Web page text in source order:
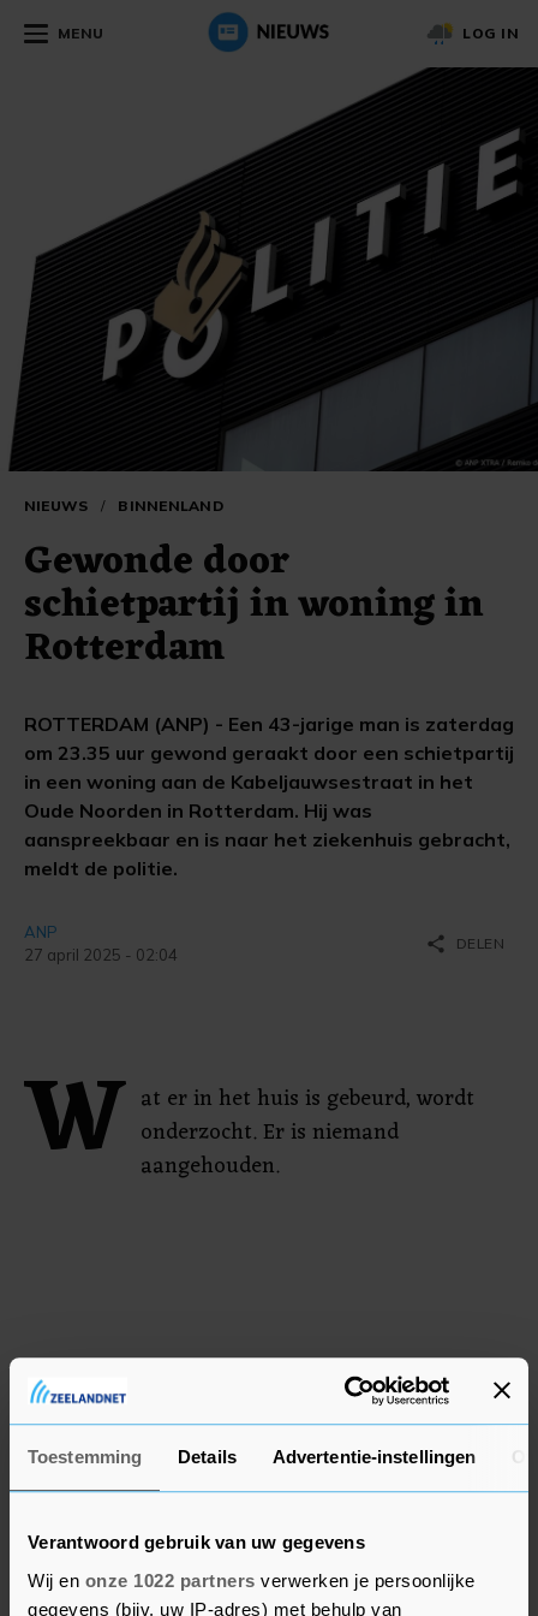
Toestemming Details Advertentie-instellingen
Verantwoord gebruik van uw gegevens
Wij en onze 1022 partners verwerken je persoonlijke
gegevens (bijv. uw IP-adres) met behulp van
MENU LOG IN
NIEUWS / BINNENLAND
Gewonde door
schietpartij in woning in
Rotterdam
ROTTERDAM (ANP) - Een 43-jarige man is zaterdag
om 23.35 uur gewond geraakt door een schietpartij
in een woning aan de Kabeljauwsestraat in het
Oude Noorden in Rotterdam. Hij was
aanspreekbaar en is naar het ziekenhuis gebracht,
meldt de politie.
ANP
27 april 2025 - 02:04
share DELEN
W at er in het huis is gebeurd, wordt
onderzocht. Er is niemand
aangehouden.